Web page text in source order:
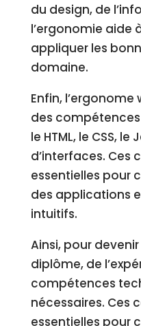
du design, de
l’ergonomie aide
appliquer les
domaine.
Enfin,
des
le HTML, le CSS,
d’interfaces. Ces
essentielles pour
des applications
intuitifs.
Ainsi, pour
diplôme, de
compétences
nécessaires. Ces
essentielles pour